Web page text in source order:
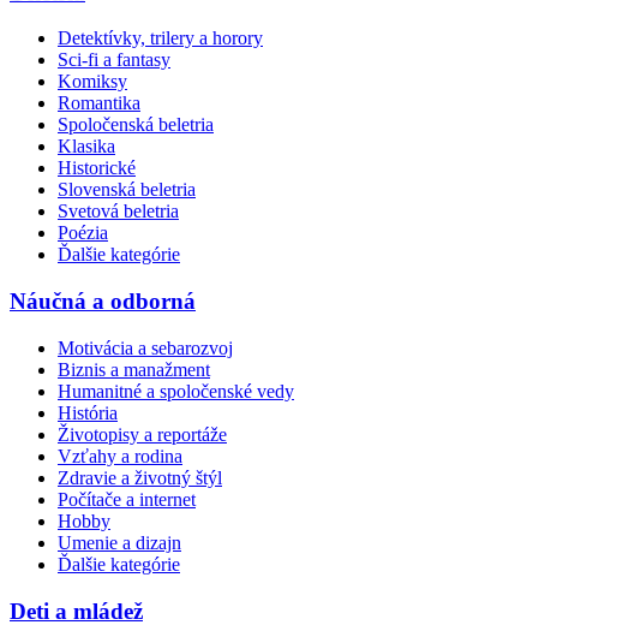
Detektívky, trilery a horory
Sci-fi a fantasy
Komiksy
Romantika
Spoločenská beletria
Klasika
Historické
Slovenská beletria
Svetová beletria
Poézia
Ďalšie kategórie
Náučná a odborná
Motivácia a sebarozvoj
Biznis a manažment
Humanitné a spoločenské vedy
História
Životopisy a reportáže
Vzťahy a rodina
Zdravie a životný štýl
Počítače a internet
Hobby
Umenie a dizajn
Ďalšie kategórie
Deti a mládež